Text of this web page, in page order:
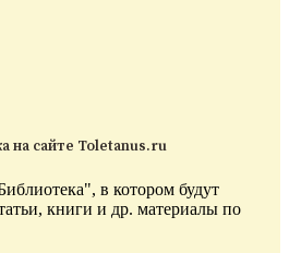
на сайте Toletanus.ru
в котором будут
книги и др. материалы по